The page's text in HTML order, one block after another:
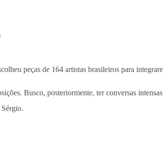
peças de 164 artistas brasileiros para
Busco, posteriormente, ter conversas